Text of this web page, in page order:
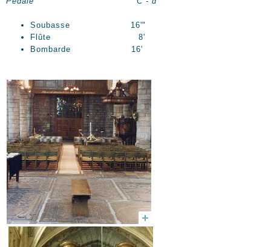
Soubasse 16'"
Flûte 8'
Bombarde 16'